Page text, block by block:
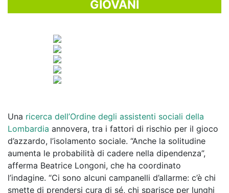
GIOVANI
Una ricerca dell’Ordine degli assistenti sociali della
Lombardia annovera, tra i fattori di rischio per il gioco
d’azzardo, l’isolamento sociale. “Anche la solitudine
aumenta le probabilità di cadere nella dipendenza”,
afferma Beatrice Longoni, che ha coordinato
l’indagine. “Ci sono alcuni campanelli d’allarme: c’è chi
smette di prendersi cura di sé, chi sparisce per lunghi